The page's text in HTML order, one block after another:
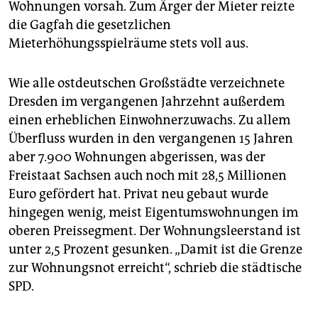
Wohnungen vorsah. Zum Ärger der Mieter reizte
die Gagfah die gesetzlichen
Mieterhöhungsspielräume stets voll aus.
Wie alle ostdeutschen Großstädte verzeichnete
Dresden im vergangenen Jahrzehnt außerdem
einen erheblichen Einwohnerzuwachs. Zu allem
Überfluss wurden in den vergangenen 15 Jahren
aber 7.900 Wohnungen abgerissen, was der
Freistaat Sachsen auch noch mit 28,5 Millionen
Euro gefördert hat. Privat neu gebaut wurde
hingegen wenig, meist Eigentumswohnungen im
oberen Preissegment. Der Wohnungsleerstand ist
unter 2,5 Prozent gesunken. „Damit ist die Grenze
zur Wohnungsnot erreicht“, schrieb die städtische
SPD.